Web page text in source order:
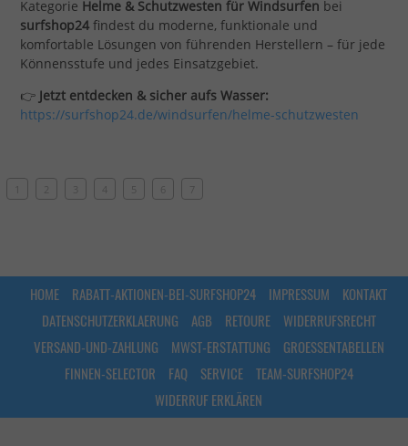
Kategorie Helme & Schutzwesten für Windsurfen bei
surfshop24findest du moderne, funktionale und
komfortable Lösungen von führenden Herstellern – für jede
Könnensstufe und jedes Einsatzgebiet.
👉 Jetzt entdecken & sicher aufs Wasser:
https://surfshop24.de/windsurfen/helme-schutzwesten
4
HOME RABATT-AKTIONEN-BEI-SURFSHOP24 IMPRESSUM
KONTAKT
DATENSCHUTZERKLAERUNG
AGB RETOURE
WIDERRUFSRECHT
VERSAND-UND-ZAHLUNG
MWST-ERSTATTUNG
GROESSENTABELLEN
FINNEN-SELECTOR
FAQ SERVICE
TEAM-SURFSHOP24
WIDERRUF ERKLÄREN